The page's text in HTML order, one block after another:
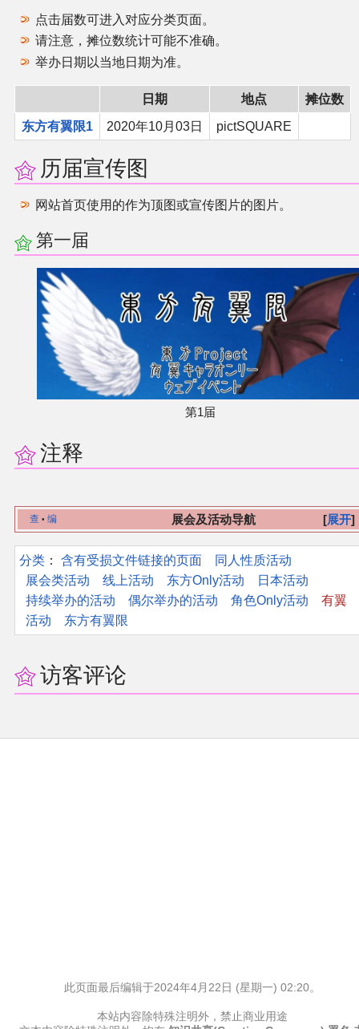
点击届数可进入对应分类页面。
请注意，摊位数统计可能不准确。
举办日期以当地日期为准。
日期 地点
摊位数
东方有翼限1
2020年10月03日 pictSQUARE
历届宣传图
网站首页使用的作为顶图或宣传图片的图片。
第一届
第1届
注释
展开
查 • 编 展会及活动导航
分类 ：​ 含有受损文件链接的页面
同人性质活动
展会类活动
线上活动 东方Only活动
日本活动
持续举办的活动
偶尔举办的活动 角色Only活动
有翼
活动
东方有翼限
访客评论
展会及活动导航
展会作品列表
商业二次创作
同人二次创作
同人社团列表
同人志分类
同人专辑分类
同人软件列表
同人角色列表
其他形式同人
THB衍生
THB媒体
THB协力
此页面最后编辑于2024年4月22日 (星期一) 02:20。
本站内容除特殊注明外，禁止商业用途